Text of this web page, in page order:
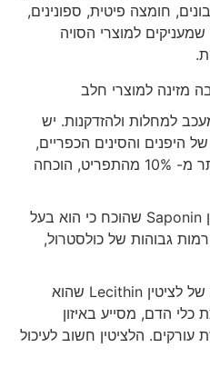
חומצה פיטית, ספונינים,
למוצרי הסויה
למוצרי חלב
למחלות ולהזדקנות. יש
והסינים הכפריים,
שאצלם הסויה מהווה יותר מ- 10% מהתפריט, הוכחה
חלבון סויה מכיל סאפונין Saponin שהוכח כי הוא בעל
גבוהות של כולסטרול,
סויה מכילה כמות ניכרת של לציטין Lecithin שהוא
הדם, מסייע באיזון
הלציטין חשוב לעיכול